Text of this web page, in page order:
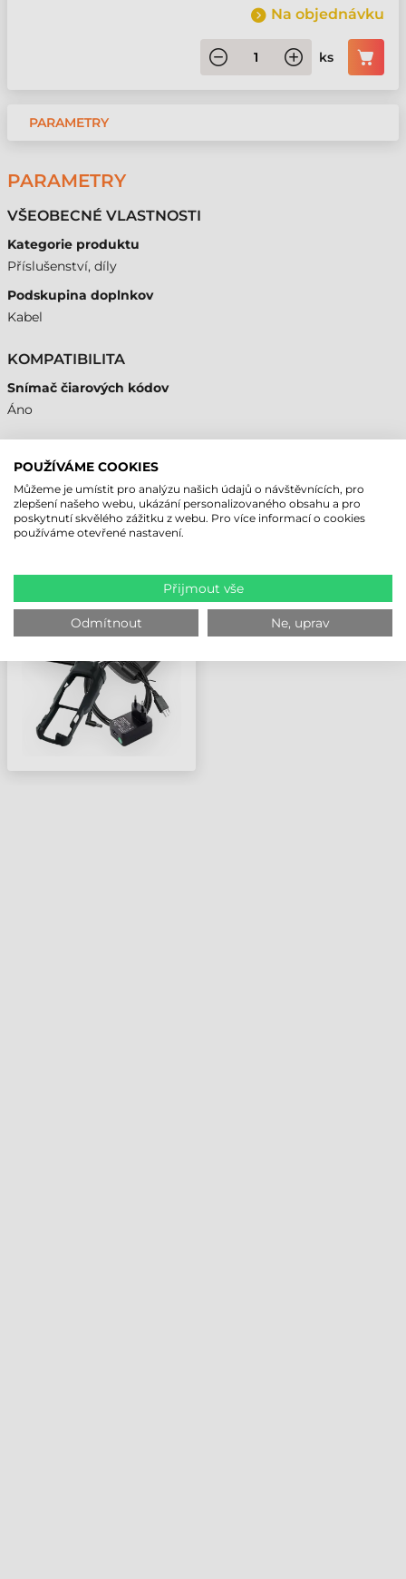
Na objednávku
ks
PARAMETRY
PARAMETRY
VŠEOBECNÉ VLASTNOSTI
Kategorie produktu
Příslušenství, díly
Podskupina doplnkov
Kabel
KOMPATIBILITA
Snímač čiarových kódov
Áno
NAPOSLEDY PROHLÍŽENÉ PRODUKTY
CBX, 3M, MATRIX
POUŽÍVÁME COOKIES
Můžeme je umístit pro analýzu našich údajů o návštěvnících, pro
zlepšení našeho webu, ukázání personalizovaného obsahu a pro
poskytnutí skvělého zážitku z webu. Pro více informací o cookies
používáme otevřené nastavení.
Přijmout vše
Odmítnout Ne, uprav